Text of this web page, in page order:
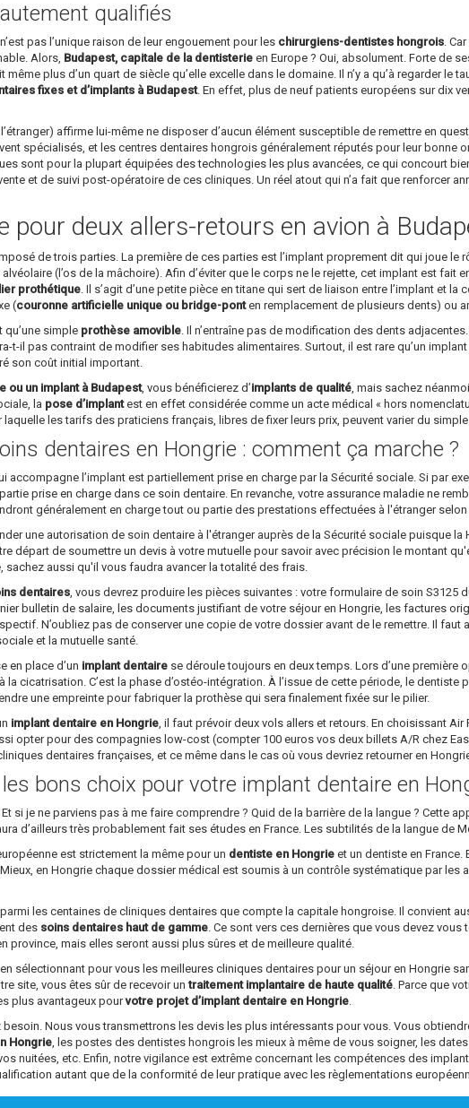
qualifiés
pas l’unique raison de leur engouement pour les chirurgiens-dentistes hongrois.
Alors, Budapest, capitale de la dentisterie en Europe ? Oui, absolument. Forte de
plus d’un quart de siècle qu’elle excelle dans le domaine. Il n’y a qu’à regarder
fixes et d’implants à Budapest. En effet, plus de neuf patients européens sur dix
l’étranger) affirme lui-même ne disposer d’aucun élément susceptible de remettre en
spécialisés, et les centres dentaires hongrois généralement réputés pour leur bonne
sont pour la plupart équipées des technologies les plus avancées, ce qui concourt
et de suivi post-opératoire de ces cliniques. Un réel atout qui n’a fait que renforcer
pour deux allers-retours en avion à
de trois parties. La première de ces parties est l’implant proprement dit qui joue le
alvéolaire (l’os de la mâchoire). Afin d’éviter que le corps ne le rejette, cet implant est
prothétique. Il s’agit d’une petite pièce en titane qui sert de liaison entre l’implant et
(couronne artificielle unique ou bridge-ponten remplacement de plusieurs dents) ou
qu’une simple prothèse amovible. Il n’entraîne pas de modification des dents
t-il pas contraint de modifier ses habitudes alimentaires. Surtout, il est rare qu’un
son coût initial important.
ou un implant à Budapest, vous bénéficierez d’implants de qualité, mais sachez
la pose d’implantest en effet considérée comme un acte médical « hors
laquelle les tarifs des praticiens français, libres de fixer leurs prix, peuvent varier du
dentaires en Hongrie : comment ça marche ?
accompagne l’implant est partiellement prise en charge par la Sécurité sociale. Si par
prise en charge dans ce soin dentaire. En revanche, votre assurance maladie ne
généralement en charge tout ou partie des prestations effectuées à l'étranger
une autorisation de soin dentaire à l'étranger auprès de la Sécurité sociale puisque
départ de soumettre un devis à votre mutuelle pour savoir avec précision le montant
sachez aussi qu'il vous faudra avancer la totalité des frais.
dentaires, vous devrez produire les pièces suivantes : votre formulaire de soin
bulletin de salaire, les documents justifiant de votre séjour en Hongrie, les factures
N’oubliez pas de conserver une copie de votre dossier avant de le remettre. Il
et la mutuelle santé.
en place d’un implant dentaire se déroule toujours en deux temps. Lors d’une première
cicatrisation. C’est la phase d’ostéo-intégration. À l’issue de cette période, le
une empreinte pour fabriquer la prothèse qui sera finalement fixée sur le pilier.
implant dentaire en Hongrie, il faut prévoir deux vols allers et retours. En choisissant
opter pour des compagnies low-cost (compter 100 euros vos deux billets A/R chez
dentaires françaises, et ce même dans le cas où vous devriez retourner en
bons choix pour votre implant dentaire en
Et si je ne parviens pas à me faire comprendre ? Quid de la barrière de la langue ? Cette
d’ailleurs très probablement fait ses études en France. Les subtilités de la langue de
est strictement la même pour un dentiste en Hongrie et un dentiste en France.
Mieux, en Hongrie chaque dossier médical est soumis à un contrôle systématique par
les centaines de cliniques dentaires que compte la capitale hongroise. Il convient
des soins dentaires haut de gamme. Ce sont vers ces dernières que vous devez
province, mais elles seront aussi plus sûres et de meilleure qualité.
sélectionnant pour vous les meilleures cliniques dentaires pour un séjour en Hongrie
site, vous êtes sûr de recevoir untraitement implantaire de haute qualité. Parce que
plus avantageux pourvotre projet d’implant dentaire en Hongrie.
Nous vous transmettrons les devis les plus intéressants pour vous. Vous
Hongrie, les postes des dentistes hongrois les mieux à même de vous soigner, les
nuitées, etc. Enfin, notre vigilance est extrême concernant les compétences des
autant que de la conformité de leur pratique avec les règlementations